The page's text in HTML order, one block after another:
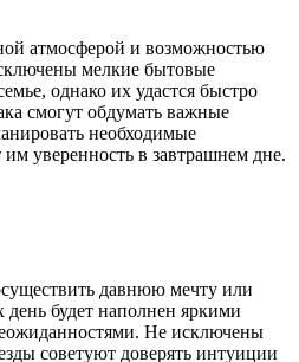
атмосферой и возможностью
мелкие бытовые
однако их удастся быстро
смогут обдумать важные
необходимые
уверенность в завтрашнем дне.
давнюю мечту или
будет наполнен яркими
Не исключены
советуют доверять интуиции